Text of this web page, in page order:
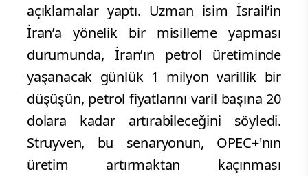
açıklamalar yaptı. Uzman isim İsrail’in
İran’a yönelik bir misilleme yapması
durumunda, İran’ın petrol üretiminde
yaşanacak günlük 1 milyon varillik bir
düşüşün, petrol fiyatlarını varil başına 20
dolara kadar artırabileceğini söyledi.
Struyven, bu senaryonun, OPEC+'nın
üretim artırmaktan kaçınması